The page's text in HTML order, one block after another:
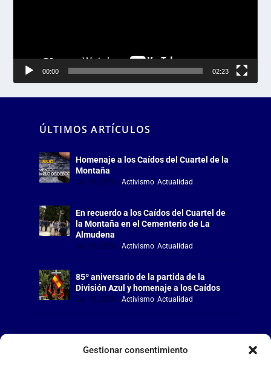
Gestionar consentimiento
00:00 02:23
ÚLTIMOS ARTÍCULOS
Homenaje a los Caídos del Cuartel de la
Montaña
Jul 18, 2026 Activismo, Actualidad
En recuerdo a los Caídos del Cuartel de
la Montaña en el Cementerio de La
Almudena
Jul 18, 2026 Activismo, Actualidad
85º aniversario de la partida de la
División Azul y homenaje a los Caídos
Jul 15, 2026 Activismo, Actualidad